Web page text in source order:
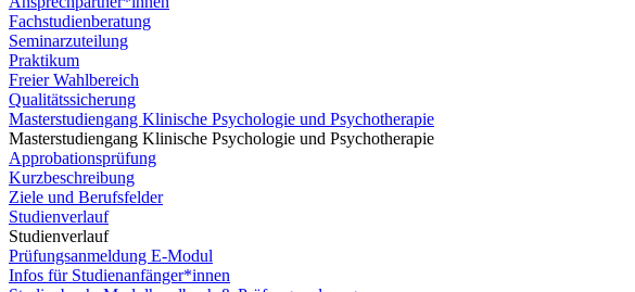
Fachstudienberatung
Seminarzuteilung
Praktikum
Freier Wahlbereich
Qualitätssicherung
Masterstudiengang Klinische Psychologie und Psychotherapie
Masterstudiengang Klinische Psychologie und Psychotherapie
Approbationsprüfung
Kurzbeschreibung
Ziele und Berufsfelder
Studienverlauf
Studienverlauf
Prüfungsanmeldung E-Modul
Infos für Studienanfänger*innen